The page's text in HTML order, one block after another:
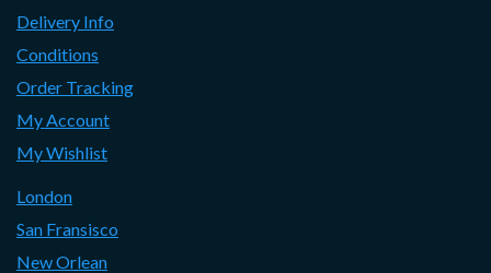
Delivery Info
Conditions
Order Tracking
My Account
My Wishlist
London
San Fransisco
New Orlean